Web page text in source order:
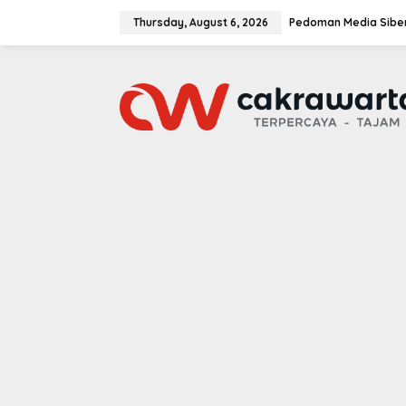
Thursday, August 6, 2026 Pedoman Media